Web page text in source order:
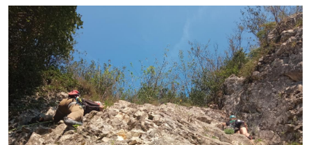
Vignette principale Escalade